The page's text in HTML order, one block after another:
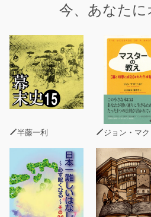
今、あなたに
半藤一利 ジョン・マクドナ